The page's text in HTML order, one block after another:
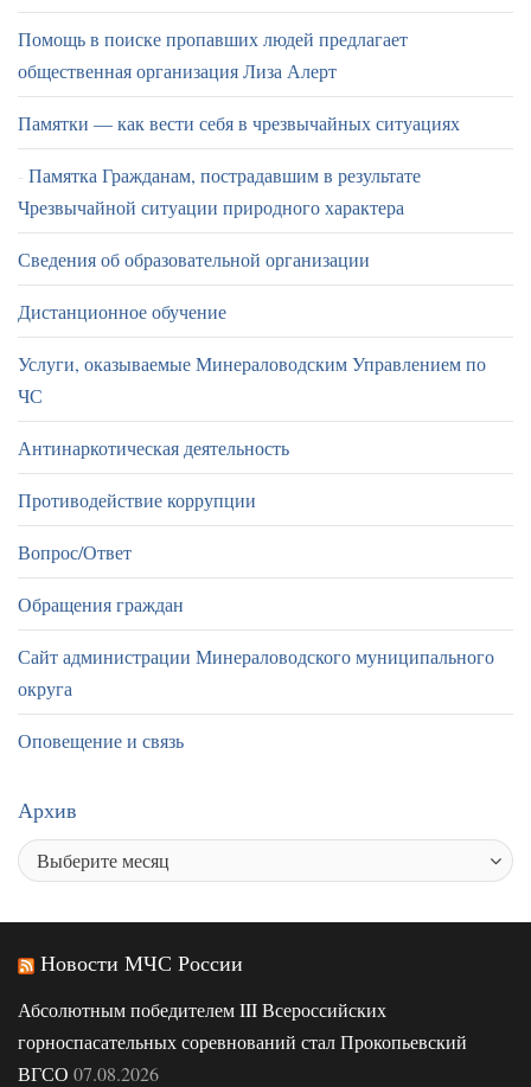
Помощь в поиске пропавших людей предлагает
общественная организация Лиза Алерт
Памятки — как вести себя в чрезвычайных ситуациях
Памятка Гражданам, пострадавшим в результате
Чрезвычайной ситуации природного характера
Сведения об образовательной организации
Дистанционное обучение
Услуги, оказываемые Минераловодским Управлением по
ЧС
Антинаркотическая деятельность
Противодействие коррупции
Вопрос/Ответ
Обращения граждан
Сайт администрации Минераловодского муниципального
округа
Оповещение и связь
Архив
Новости МЧС России
Абсолютным победителем III Всероссийских
горноспасательных соревнований стал Прокопьевский
ВГСО 07.08.2026